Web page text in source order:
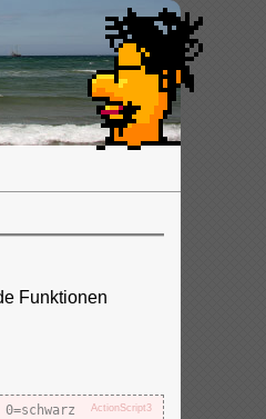
Funktionen
ActionScript3